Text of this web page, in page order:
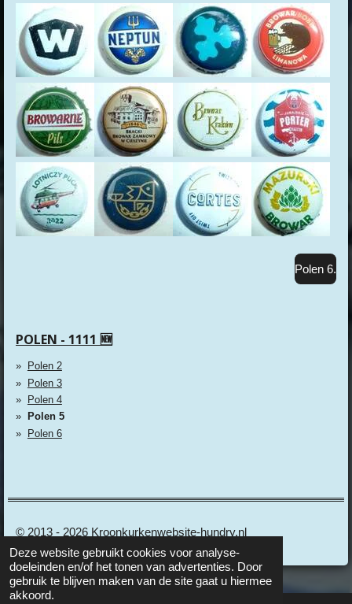
Deze website gebruikt cookies voor analyse-
doeleinden en/of het tonen van advertenties. Door
gebruik te blijven maken van de site gaat u hiermee
akkoord.
Polen 6.
POLEN - 1111 🆕
Polen 2
Polen 3
Polen 4
Polen 5
Polen 6
© 2013 - 2026 Kroonkurkenwebsite-hundry.nl